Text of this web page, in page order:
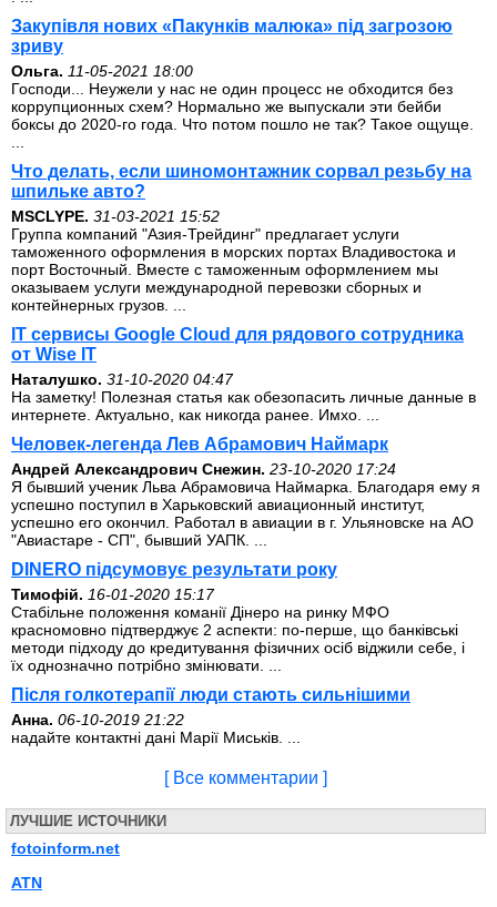
Закупівля нових «Пакунків малюка» під загрозою
зриву
Ольга. 11-05-2021 18:00
Господи... Неужели у нас не один процесс не обходится без
коррупционных схем? Нормально же выпускали эти бейби
боксы до 2020-го года. Что потом пошло не так? Такое ощуще.
Что делать, если шиномонтажник сорвал резьбу на
шпильке авто?
MSCLYPE. 31-03-2021 15:52
Группа компаний "Азия-Трейдинг" предлагает услуги
таможенного оформления в морских портах Владивостока и
порт Восточный. Вместе с таможенным оформлением мы
оказываем услуги международной перевозки сборных и
контейнерных грузов. ...
IT сервисы Google Cloud для рядового сотрудника
от Wise IT
Наталушко. 31-10-2020 04:47
На заметку! Полезная статья как обезопасить личные данные в
интернете. Актуально, как никогда ранее. Имхо. ...
Человек-легенда Лев Абрамович Наймарк
Андрей Александрович Снежин. 23-10-2020 17:24
Я бывший ученик Льва Абрамовича Наймарка. Благодаря ему я
успешно поступил в Харьковский авиационный институт,
успешно его окончил. Работал в авиации в г. Ульяновске на АО
"Авиастаре - СП", бывший УАПК. ...
DINERO підсумовує результати року
Тимофій. 16-01-2020 15:17
Стабільне положення команії Дінеро на ринку МФО
красномовно підтверджує 2 аспекти: по-перше, що банківські
методи підходу до кредитування фізичних осіб віджили себе, і
їх однозначно потрібно змінювати. ...
Після голкотерапії люди стають сильнішими
Анна. 06-10-2019 21:22
надайте контактні дані Марії Миськів. ...
[ Все комментарии ]
ЛУЧШИЕ ИСТОЧНИКИ
fotoinform.net
ATN